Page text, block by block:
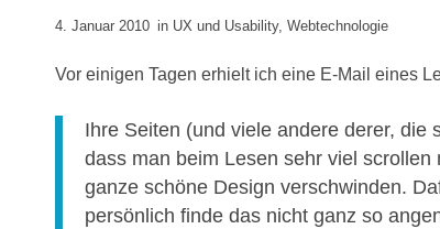
4. Januar 2010 in UX und Usability, Webtechnologie
Vor einigen Tagen erhielt ich eine E-Mail eines
Ihre Seiten (und viele andere derer, die
dass man beim Lesen sehr viel
ganze schöne Design verschwinden.
persönlich finde das nicht ganz so